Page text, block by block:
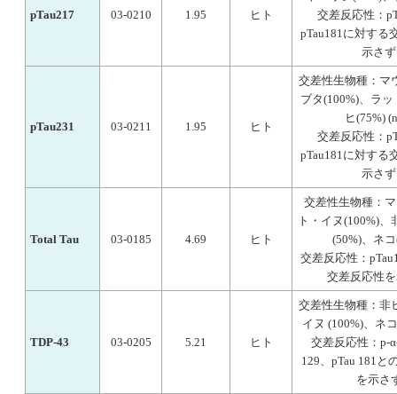
pTau217 03-0210 1.95 ヒト
交差反応性：
pTau181に対する
示さず
pTau231 03-0211 1.95 ヒト
交差性生物種：マ
ブタ(100%)、ラッ
ヒ(75%)
交差反応性：
pTau181に対する
示さず
Total Tau 03-0185 4.69 ヒト
交差性生物種：
ト・イヌ(100%)、
(50%)、ネ
交差反応性：
交差反応性
TDP-43 03-0205 5.21 ヒト
交差性生物種：非
イヌ (100%)、ネ
交差反応性：p-
129、pTau 181と
を示さ